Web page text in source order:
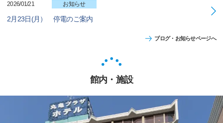
2026/01/21 お知らせ
2月23日(月） 停電のご案内
ブログ・お知らせページへ
館内・施設